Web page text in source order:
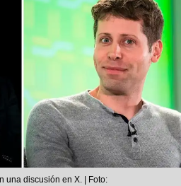
una discusión en X. | Foto: